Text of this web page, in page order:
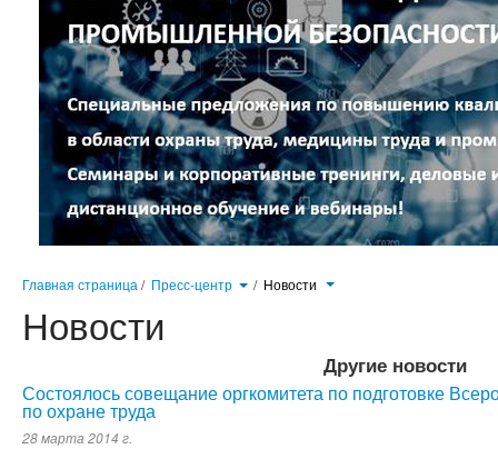
Главная страница / Пресс-центр / Новости
Новости
Другие новости
Состоялось совещание оргкомитета по подготовке
по охране труда
28 марта 2014 г.